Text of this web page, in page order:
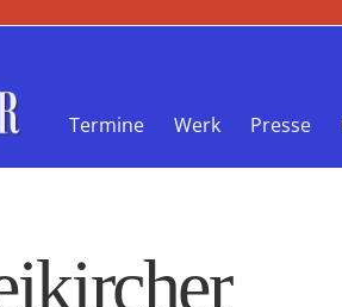
Termine
Werk Presse